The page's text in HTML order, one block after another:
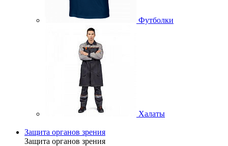
Футболки
Халаты
Защита органов зрения
Защита органов зрения